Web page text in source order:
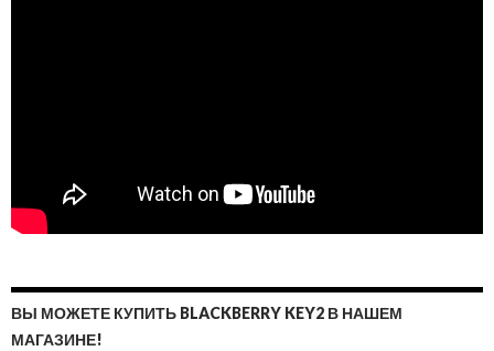
ВЫ МОЖЕТЕ КУПИТЬ BLACKBERRY KEY2 В НАШЕМ
МАГАЗИНЕ!